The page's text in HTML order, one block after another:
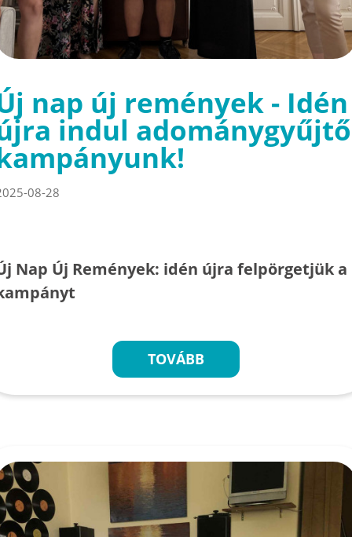
nap új remények - Idén
indul adománygyűjtő
08-28
Nap Új Remények: idén újra felpörgetjük a
TOVÁBB